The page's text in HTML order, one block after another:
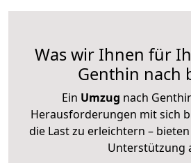
Was wir Ihnen für
Genthin nach
Ein Umzug nach
Herausforderungen mit sich
die Last zu erleichtern –
Unterstützung